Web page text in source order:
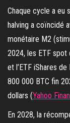
Chaque cycle a eu
halving a coïncidé
monétaire M2
2024, les ETF spot
et l’ETF iShares
800 000 BTC fin
dollars (Yahoo
En 2028, la